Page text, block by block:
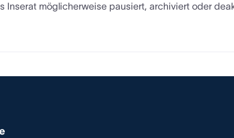
Inserat möglicherweise pausiert, archiviert oder